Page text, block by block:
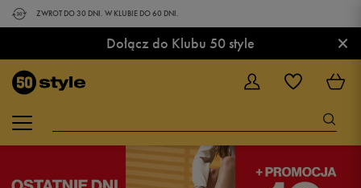
ZWROT DO 30 DNI. W KLUBIE DO 60 DNI.
Dołącz do Klubu 50 style ×